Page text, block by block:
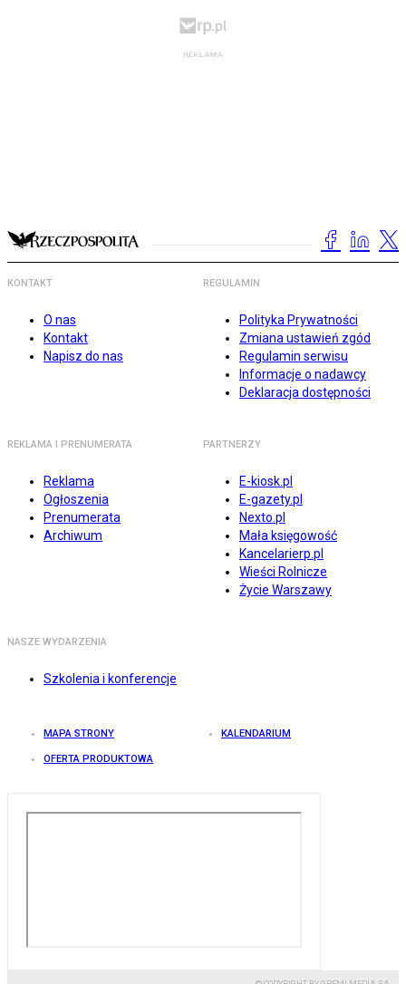
KONTAKT
O nas
Kontakt
Napisz do nas
REGULAMIN
Polityka Prywatności
Zmiana ustawień zgód
Regulamin serwisu
Informacje o nadawcy
Deklaracja dostępności
REKLAMA I PRENUMERATA
Reklama
Ogłoszenia
Prenumerata
Archiwum
PARTNERZY
E-kiosk.pl
E-gazety.pl
Nexto.pl
Mała księgowość
Kancelarierp.pl
Wieści Rolnicze
Życie Warszawy
NASZE WYDARZENIA
Szkolenia i konferencje
MAPA STRONY KALENDARIUM
OFERTA PRODUKTOWA